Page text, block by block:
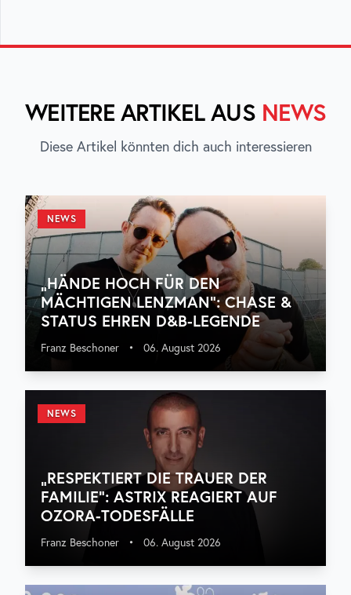
WEITERE ARTIKEL AUS NEWS
Diese Artikel könnten dich auch interessieren
NEWS
„HÄNDE HOCH FÜR DEN
MÄCHTIGEN LENZMAN“: CHASE &
STATUS EHREN D&B-LEGENDE
Franz Beschoner • 06. August 2026
NEWS
„RESPEKTIERT DIE TRAUER DER
FAMILIE“: ASTRIX REAGIERT AUF
OZORA-TODESFÄLLE
Franz Beschoner • 06. August 2026